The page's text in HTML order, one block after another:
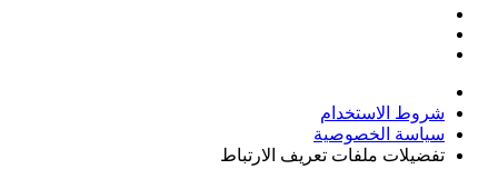
شروط الاستخدام
سياسة الخصوصية
تفضيلات ملفات تعريف الارتباط